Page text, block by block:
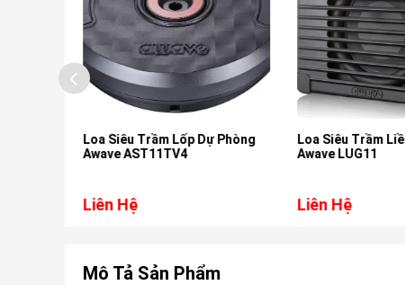
Loa Siêu Trầm Lốp Dự Phòng
Awave AST11TV4
Liên Hệ
Loa Siêu Trầm
Awave LUG11
Liên Hệ
Mô Tả Sản Phẩm